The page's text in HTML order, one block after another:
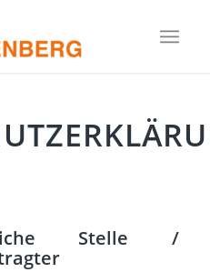
Stelle /